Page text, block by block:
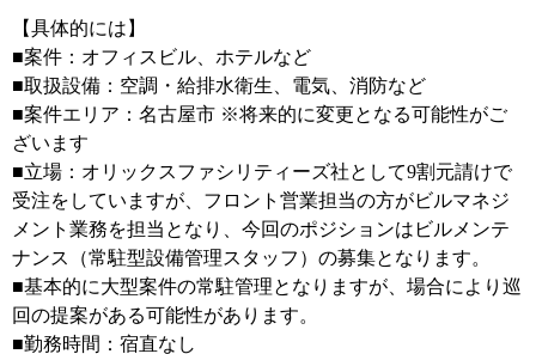
【具体的には】
■案件：オフィスビル、ホテルなど
■取扱設備：空調・給排水衛生、電気、消防など
■案件エリア：名古屋市 ※将来的に変更となる可能性がご
ざいます
■立場：オリックスファシリティーズ社として9割元請けで
受注をしていますが、フロント営業担当の方がビルマネジ
メント業務を担当となり、今回のポジションはビルメンテ
ナンス（常駐型設備管理スタッフ）の募集となります。
■基本的に大型案件の常駐管理となりますが、場合により巡
回の提案がある可能性があります。
■勤務時間：宿直なし